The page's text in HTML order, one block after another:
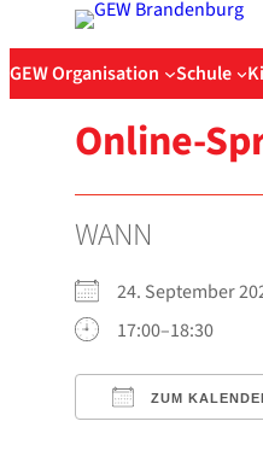
Inhalt
springen
GEW Organisation Schule
Online-
WANN
24. Sep­tem­ber
17:00–18:30
ZUM